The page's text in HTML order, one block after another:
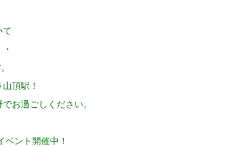
て
頂駅！
お過ごしください。
ベント開催中！